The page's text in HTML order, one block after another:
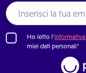
Ho letto l'Informativa
miei dati personali*